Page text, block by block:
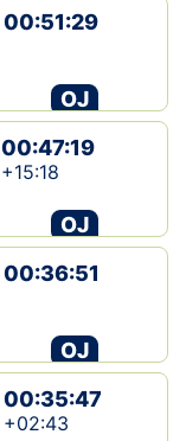
00:51:29
OJ
00:47:19
+15:18
OJ
00:36:51
OJ
00:35:47
+02:43